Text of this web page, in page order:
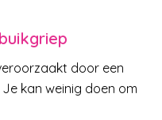
door een
kan weinig doen om